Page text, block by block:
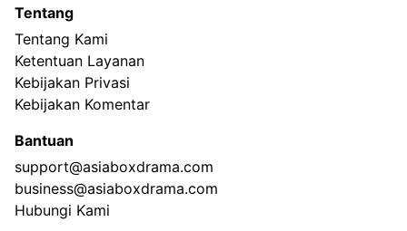
Tentang
Tentang Kami
Ketentuan Layanan
Kebijakan Privasi
Kebijakan Komentar
Bantuan
support@asiaboxdrama.com
business@asiaboxdrama.com
Hubungi Kami